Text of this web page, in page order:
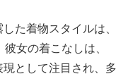
た着物スタイルは、
女の着こなしは、
として注目され、多